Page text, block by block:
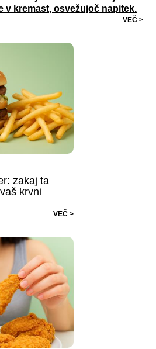
v kremast, osvežujoč napitek.
VEČ >
zakaj ta
krvni
VEČ >